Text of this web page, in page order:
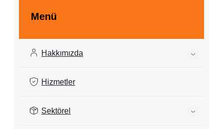
Menü
Hakkımızda
Hizmetler
Sektörel